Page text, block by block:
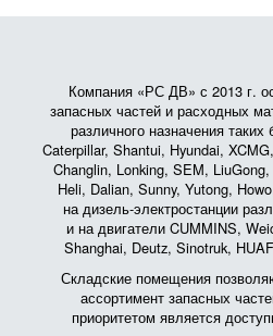
Компания «РС ДВ» с 2013 г.
запасных частей и расходных
различного назначения
Caterpillar, Shantui, Hyundai,
Changlin, Lonking, SEM,
Heli, Dalian, Sunny, Yutong,
на дизель-электростанции
и на двигатели CUMMINS,
Shanghai, Deutz, Sinotruk,
Складские помещения
ассортимент запасных
приоритетом является